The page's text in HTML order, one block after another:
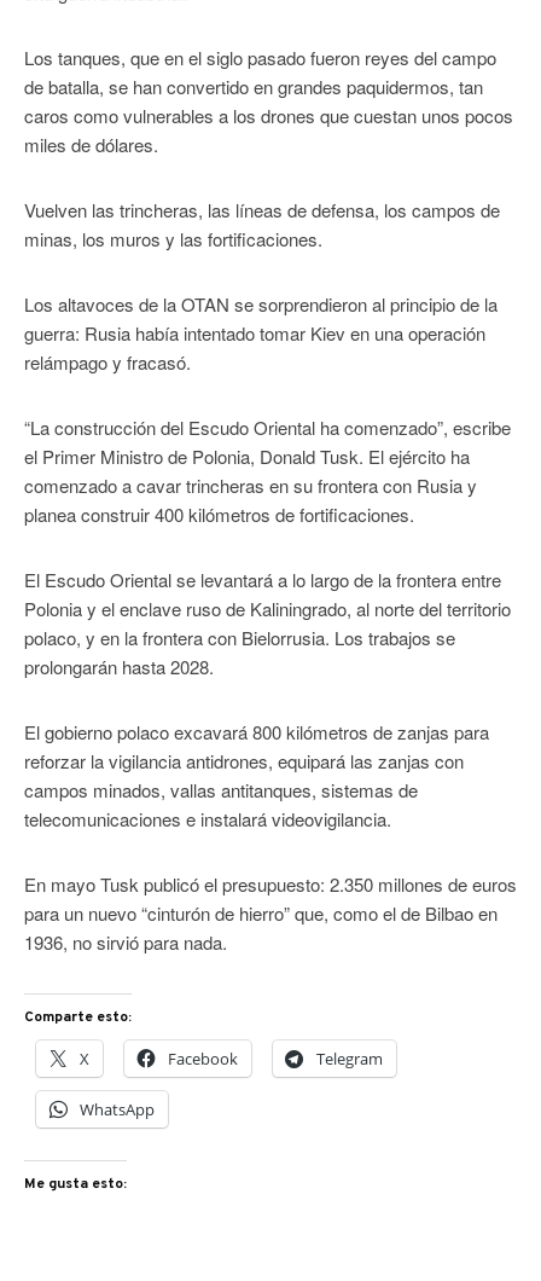
Los tanques, que en el siglo pasado fueron reyes del campo
de batalla, se han convertido en grandes paquidermos, tan
caros como vulnerables a los drones que cuestan unos pocos
miles de dólares.
Vuelven las trincheras, las líneas de defensa, los campos de
minas, los muros y las fortificaciones.
Los altavoces de la OTAN se sorprendieron al principio de la
guerra: Rusia había intentado tomar Kiev en una operación
relámpago y fracasó.
“La construcción del Escudo Oriental ha comenzado”, escribe
el Primer Ministro de Polonia, Donald Tusk. El ejército ha
comenzado a cavar trincheras en su frontera con Rusia y
planea construir 400 kilómetros de fortificaciones.
El Escudo Oriental se levantará a lo largo de la frontera entre
Polonia y el enclave ruso de Kaliningrado, al norte del territorio
polaco, y en la frontera con Bielorrusia. Los trabajos se
prolongarán hasta 2028.
El gobierno polaco excavará 800 kilómetros de zanjas para
reforzar la vigilancia antidrones, equipará las zanjas con
campos minados, vallas antitanques, sistemas de
telecomunicaciones e instalará videovigilancia.
En mayo Tusk publicó el presupuesto: 2.350 millones de euros
para un nuevo “cinturón de hierro” que, como el de Bilbao en
1936, no sirvió para nada.
Comparte esto:
X Facebook Telegram
WhatsApp
Me gusta esto: